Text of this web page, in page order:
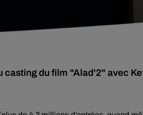
du film "Alad'2" avec